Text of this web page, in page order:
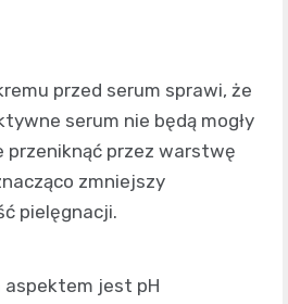
przed serum sprawi, że
serum nie będą mogły
przez warstwę
zmniejszy
pielęgnacji.
jest pH